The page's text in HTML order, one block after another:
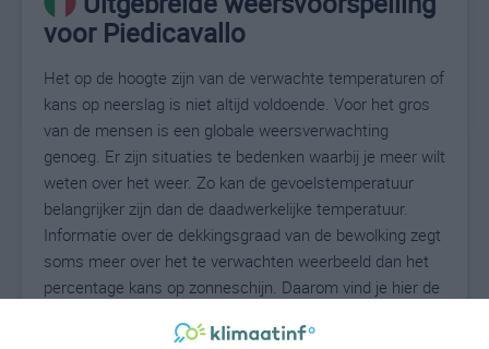
voor Piedicavallo
Het op de hoogte zijn van de verwachte temperaturen of
kans op neerslag is niet altijd voldoende. Voor het gros
van de mensen is een globale weersverwachting
genoeg. Er zijn situaties te bedenken waarbij je meer wilt
weten over het weer. Zo kan de gevoelstemperatuur
belangrijker zijn dan de daadwerkelijke temperatuur.
Informatie over de dekkingsgraad van de bewolking zegt
soms meer over het te verwachten weerbeeld dan het
percentage kans op zonneschijn. Daarom vind je hier de